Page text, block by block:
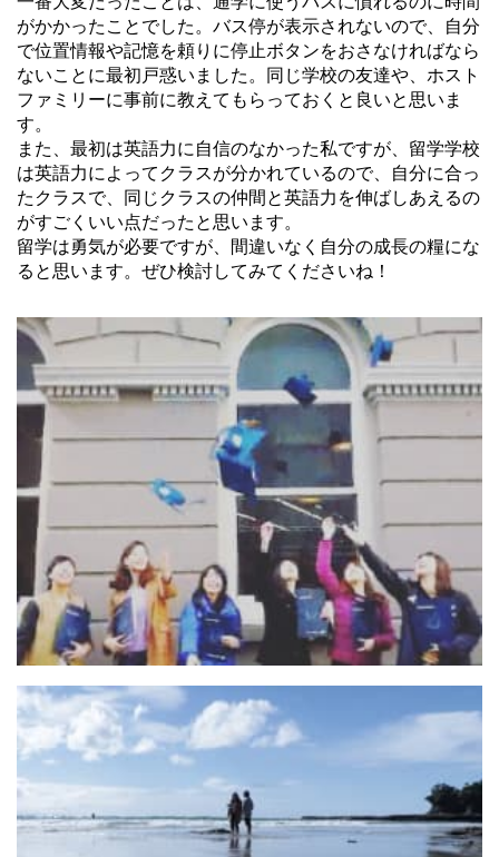
がかかったことでした。バス停が表示されないので、自分
で位置情報や記憶を頼りに停止ボタンをおさなければなら
ないことに最初戸惑いました。同じ学校の友達や、ホスト
ファミリーに事前に教えてもらっておくと良いと思いま
す。
また、最初は英語力に自信のなかった私ですが、留学学校
は英語力によってクラスが分かれているので、自分に合っ
たクラスで、同じクラスの仲間と英語力を伸ばしあえるの
がすごくいい点だったと思います。
留学は勇気が必要ですが、間違いなく自分の成長の糧にな
ると思います。ぜひ検討してみてくださいね！